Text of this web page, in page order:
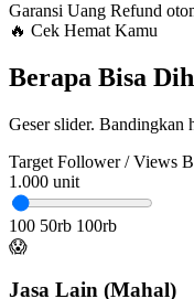
Garansi Uang Refund
🔥 Cek Hemat Kamu
Berapa Bisa
Geser slider. Bandingkan
Target Follower / Views
1.000 unit
100 50rb 100rb
😱
Jasa Lain (Mahal)